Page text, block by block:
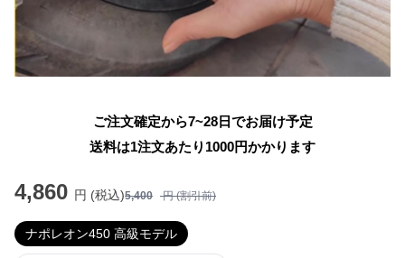
ご注文確定から7~28日でお届け予定
送料は1注文あたり 1000円かかります
4,860 円 (税込)5,400 円 (割引前)
ナポレオン450 高級モデル